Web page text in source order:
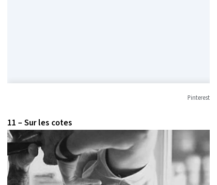
Pinterest
11 – Sur les cotes